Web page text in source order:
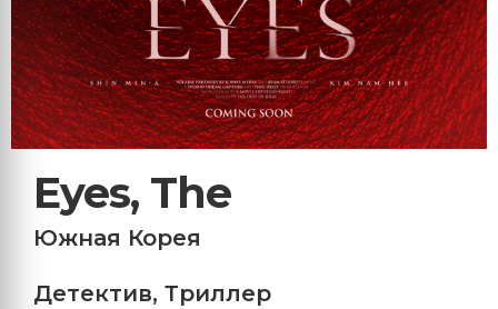
Eyes, The
Южная Корея
Детектив, Триллер